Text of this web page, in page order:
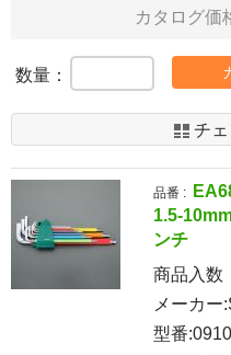
カタログ価
数量：
チ
品番 :
1.5-
ンチ
商品入数
メーカー
型番